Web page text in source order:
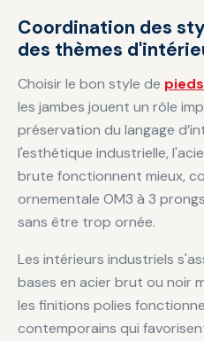
Coordination des
des thèmes
Choisir le bon style de
les jambes jouent un rôle
préservation du langage
l'esthétique industrielle,
brute fonctionnent mieux,
ornementale OM3 à 3
sans être trop ornée.
Les intérieurs industriels
bases en acier brut ou noir
les finitions polies
contemporains qui